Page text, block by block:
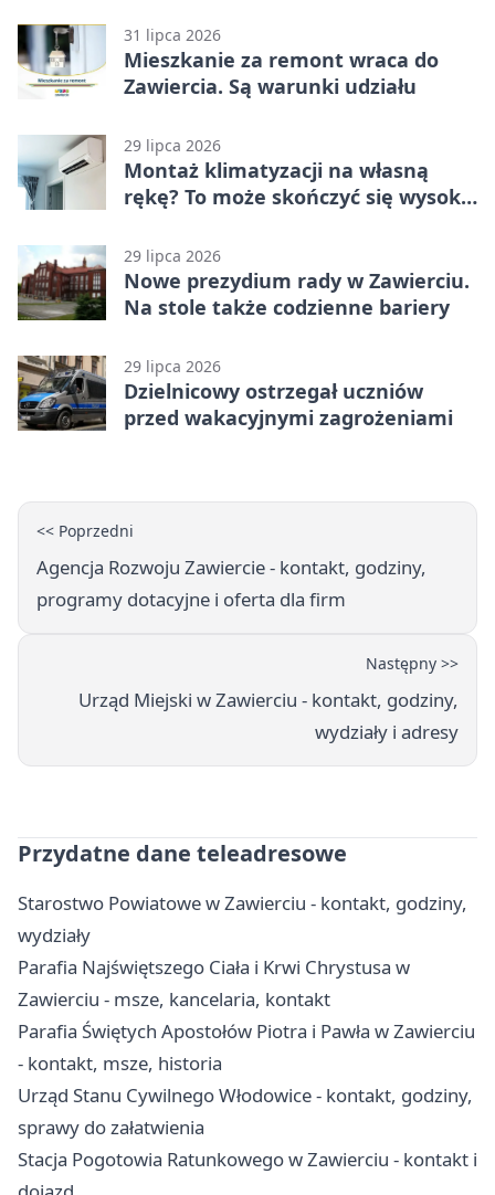
31 lipca 2026
Mieszkanie za remont wraca do
Zawiercia. Są warunki udziału
29 lipca 2026
Montaż klimatyzacji na własną
rękę? To może skończyć się wysoką
29 lipca 2026
Nowe prezydium rady w Zawierciu.
Na stole także codzienne bariery
29 lipca 2026
Dzielnicowy ostrzegał uczniów
przed wakacyjnymi zagrożeniami
<< Poprzedni
Agencja Rozwoju Zawiercie - kontakt, godziny,
programy dotacyjne i oferta dla firm
Następny >>
Urząd Miejski w Zawierciu - kontakt, godziny,
wydziały i adresy
Przydatne dane teleadresowe
Starostwo Powiatowe w Zawierciu - kontakt, godziny,
wydziały
Parafia Najświętszego Ciała i Krwi Chrystusa w
Zawierciu - msze, kancelaria, kontakt
Parafia Świętych Apostołów Piotra i Pawła w Zawierciu
- kontakt, msze, historia
Urząd Stanu Cywilnego Włodowice - kontakt, godziny,
sprawy do załatwienia
Stacja Pogotowia Ratunkowego w Zawierciu - kontakt i